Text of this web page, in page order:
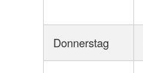
Donnerstag